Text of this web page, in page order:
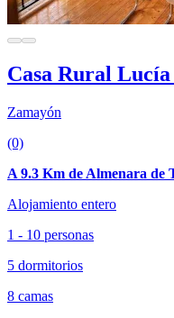
Casa Rural
Zamayón
(0)
A 9.3 Km de Almenara de
Alojamiento entero
1 - 10 personas
5 dormitorios
8 camas